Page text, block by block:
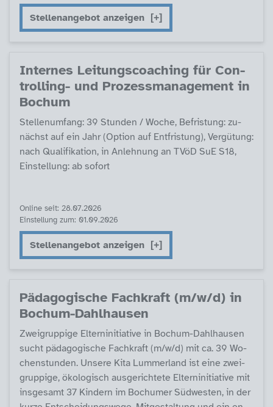
Stellenangebot anzeigen
In­ter­nes Lei­tungs­coa­ching für Con­
trol­ling- und Pro­zess­ma­na­ge­ment in
Bochum
Stel­len­um­fang: 39 Stun­den / Wo­che, Be­fris­tung: zu­
nächst auf ein Jahr (Op­ti­on auf Ent­fris­tung), Ver­gü­tung:
nach Qua­li­fi­ka­ti­on, in An­leh­nung an TVöD SuE S18,
Ein­stel­lung: ab so­fort
Online seit: 28.07.2026
Einstellung zum: 01.09.2026
Stellenangebot anzeigen
Päda­go­gi­sche Fach­kraft (m/w/d) in
Bochum-Dahl­hau­sen
Zwei­grup­pi­ge El­tern­in­i­tia­ti­ve in Bochum-Dahl­hau­sen
sucht päda­go­gi­sche Fach­kraft (m/w/d) mit ca. 39 Wo­
chen­stun­den. Un­se­re Ki­ta Lum­mer­land ist ei­ne zwei­
grup­pi­ge, öko­lo­gisch aus­ge­rich­te­te El­tern­in­i­tia­ti­ve mit
ins­ge­s­amt 37 Kin­dern im Bochu­mer Süd­wes­ten, in der